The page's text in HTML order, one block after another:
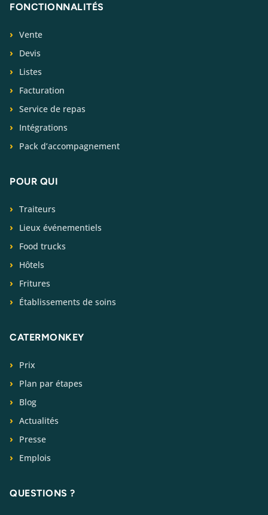
FONCTIONNALITÉS
Vente
Devis
Listes
Facturation
Service de repas
Intégrations
Pack d’accompagnement
POUR QUI
Traiteurs
Lieux événementiels
Food trucks
Hôtels
Fritures
Établissements de soins
CATERMONKEY
Prix
Plan par étapes
Blog
Actualités
Presse
Emplois
QUESTIONS ?